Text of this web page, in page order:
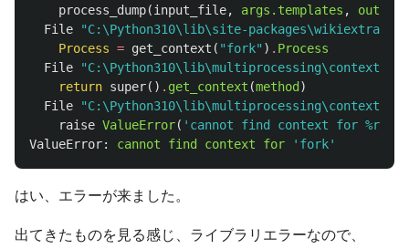
process_dump(input_file, args.templates ,
File
"C:\Python310\lib\site-
Process = get_context ( "fork" ) . Process
File
"C:\Python310\lib\multiprocessing\context.py"
return super() . get_context (method )
File
"C:\Python310\lib\multiprocessing\context.py"
raise ValueError( 'cannot find context for %r'
ValueError:
cannot find context for 'fork'
はい、エラーが来ました。
出てきたものを見る感じ、ライブラリエラーなので、